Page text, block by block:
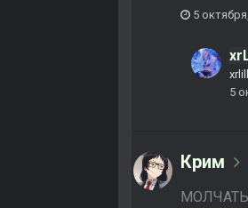
5
5
Крим